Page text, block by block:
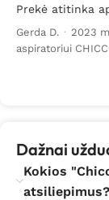
Prekė atitinka
Gerda D. · 2023
aspiratoriui
Dažnai
Kokios
atsiliepimus?